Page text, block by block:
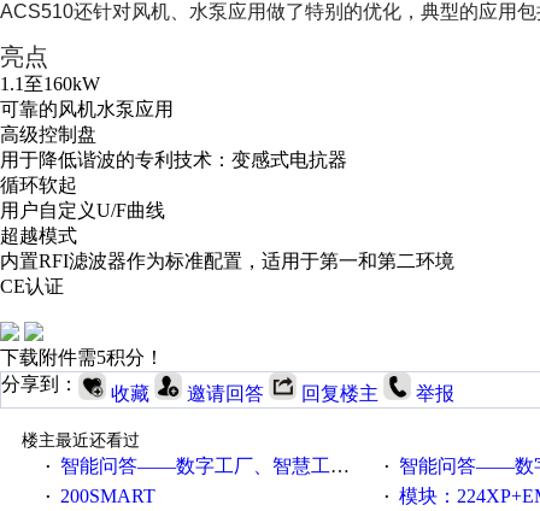
ACS510还针对风机、水泵应用做了特别的优化，典型的应用
亮点
1.1至160kW
可靠的风机水泵应用
高级控制盘
用于降低谐波的专利技术：变感式电抗器
循环软起
用户自定义U/F曲线
超越模式
内置RFI滤波器作为标准配置，适用于第一和第二环境
CE认证
下载附件需5积分！
分享到：
收藏 邀请回答 回复楼主 举报
楼主最近还看过
·
智能问答——数字工厂、智慧工厂和智能制造三者的区别是什么？ · 智能问答——数字化工厂与
· 200SMART · 模块：